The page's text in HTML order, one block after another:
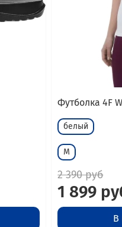
Футболка 4F
белый
M
2 390 руб
1 899
В